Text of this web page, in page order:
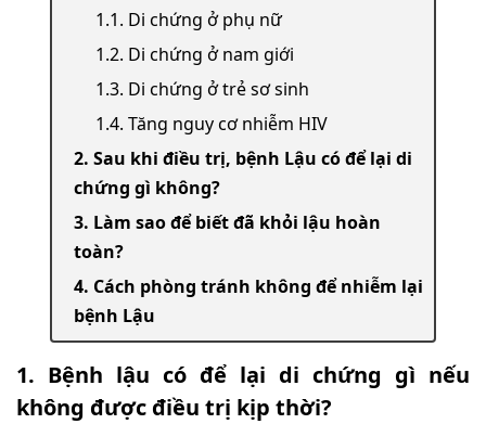
1.1. Di chứng ở phụ nữ
1.2. Di chứng ở nam giới
1.3. Di chứng ở trẻ sơ sinh
1.4. Tăng nguy cơ nhiễm HIV
2. Sau khi điều trị, bệnh Lậu có để lại di
chứng gì không?
3. Làm sao để biết đã khỏi lậu hoàn
toàn?
4. Cách phòng tránh không để nhiễm lại
bệnh Lậu
1. Bệnh lậu có để lại di chứng gì nếu
không được điều trị kịp thời?